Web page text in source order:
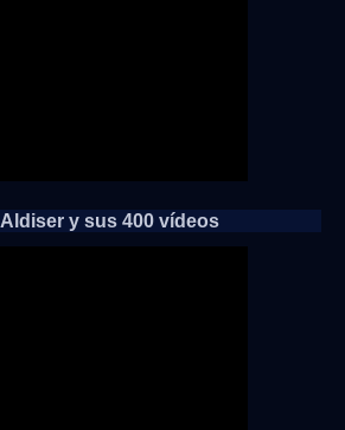
y sus 400 vídeos